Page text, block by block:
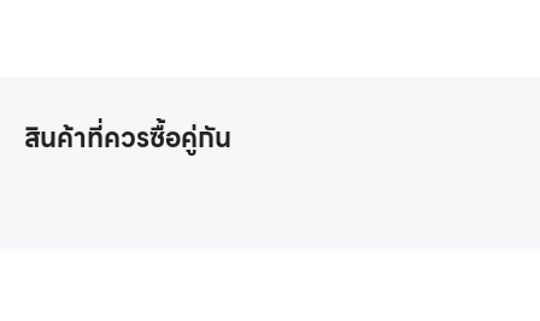
สินค้าที่ควรซื้อคู่กัน